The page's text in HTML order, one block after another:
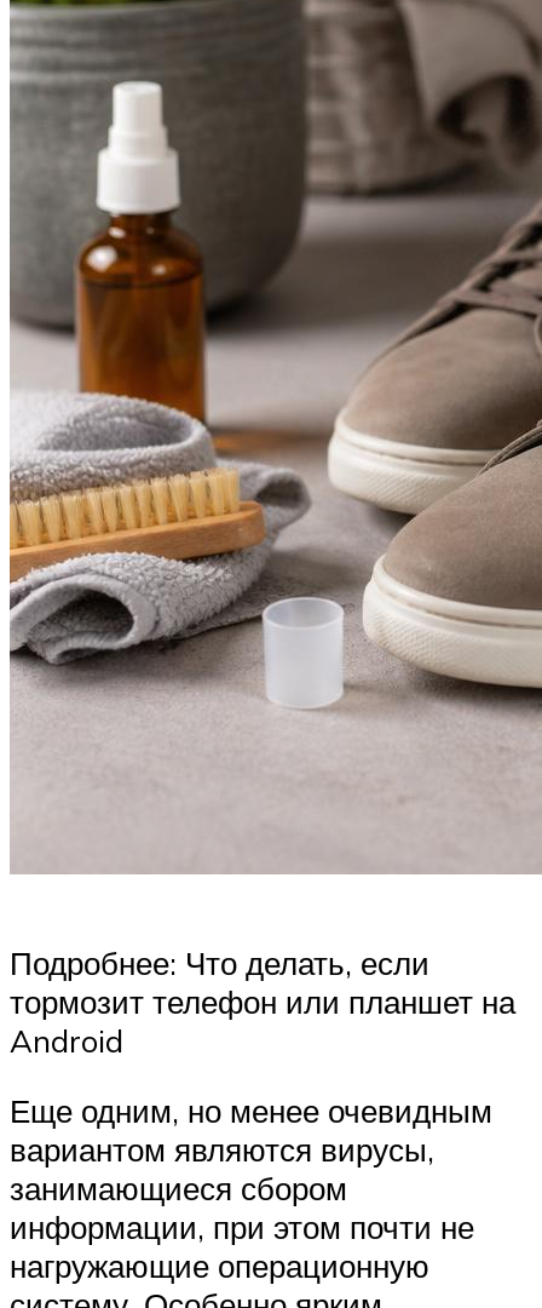
Подробнее: Что делать, если
тормозит телефон или планшет на
Android
Еще одним, но менее очевидным
вариантом являются вирусы,
занимающиеся сбором
информации, при этом почти не
нагружающие операционную